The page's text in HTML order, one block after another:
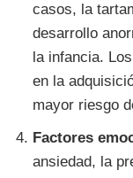
casos, la
desarrollo
la infancia.
en la
mayor riesgo
Factores
ansiedad, la